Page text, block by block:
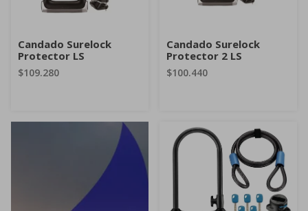
Candado Surelock
Protector LS
$109.280
Candado Surelock
Protector 2 LS
$100.440